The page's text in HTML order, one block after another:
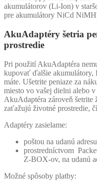
akumulátorov (Li-Ion) v
pre akumulátory NiCd
AkuAdaptéry šetria
prostredie
Pri použití AkuAdaptéra
kupovať ďalšie akumulátory,
máte. Ušetrite peniaze za
miesto vo vašej dielni alebo
AkuAdaptéra zároveň
zaťažujú životné prostredie,
Adaptéry zasielame:
poštou na udanú adresu
prostredníctvom
Z-BOX-ov, na udanú
Možné spôsoby platby: